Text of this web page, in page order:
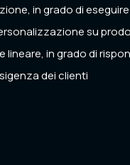
in grado di
su
lineare, in grado di
dei clienti